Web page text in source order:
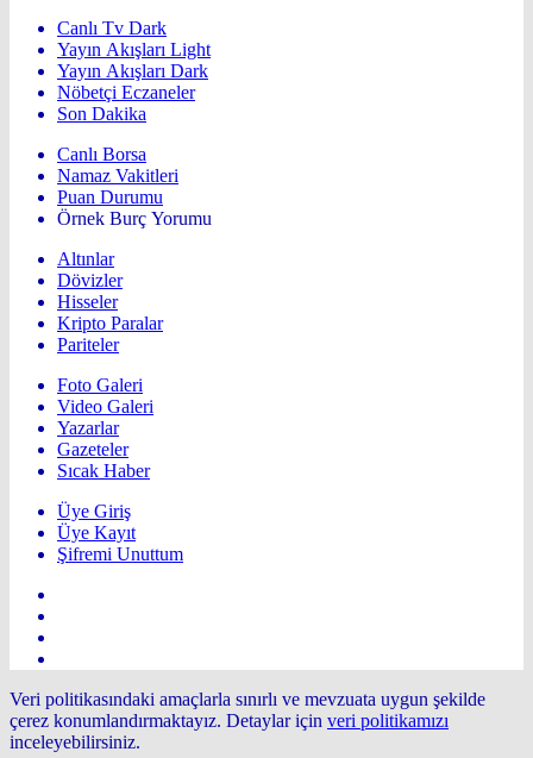
Canlı Tv Dark
Yayın Akışları Light
Yayın Akışları Dark
Nöbetçi Eczaneler
Son Dakika
Canlı Borsa
Namaz Vakitleri
Puan Durumu
Örnek Burç Yorumu
Altınlar
Dövizler
Hisseler
Kripto Paralar
Pariteler
Foto Galeri
Video Galeri
Yazarlar
Gazeteler
Sıcak Haber
Üye Giriş
Üye Kayıt
Şifremi Unuttum
Veri politikasındaki amaçlarla sınırlı ve mevzuata uygun şekilde
çerez konumlandırmaktayız. Detaylar için veri politikamızı
inceleyebilirsiniz.